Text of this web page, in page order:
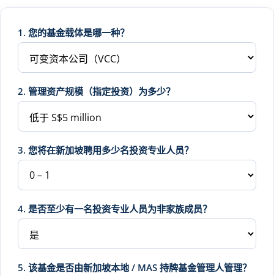
1. 您的基金载体是哪一种？
2. 管理资产规模（指定投资）为多少？
3. 您将在新加坡聘用多少名投资专业人员？
4. 是否至少有一名投资专业人员为非家族成员？
5. 该基金是否由新加坡本地 / MAS 持牌基金管理人管理？